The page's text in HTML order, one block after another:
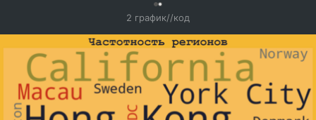
2 график//код